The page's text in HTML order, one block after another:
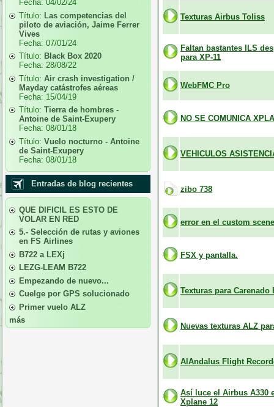
Fecha: 04/02/24
Título: Las competencias del
piloto de aviación, Jaime Ferrer
Vives
Fecha: 07/01/24
Título: Black Box 2020
Fecha: 28/08/22
Título: Air crash investigation /
Mayday catástrofes aéreas
Fecha: 15/04/19
Título: Tierra de hombres -
Antoine de Saint-Exupery
Fecha: 08/01/18
Título: Vuelo nocturno - Antoine
de Saint-Exupery
Fecha: 08/01/18
Entradas de blog recientes
QUE DIFICIL ES ESTO DE
VOLAR EN RED
5.- Selección de rutas y aviones
en FS Airlines
B722 a LEXj
LEZG-LEAM B722
Empezando de nuevo...
Cuelge por GPS solucionado
Primer vuelo ALZ
más
Texturas Airbus Toliss
Faltan bastantes ILS
para XP-11
WebFMC Pro
NO SE COMUNICA
VEHICULOS
zibo 738
error en el custom
FSX y pantalla.
Texturas para Carenado
Nuevas texturas ALZ
AlAndalus Flight
Así luce el Airbus A330
Xplane 12